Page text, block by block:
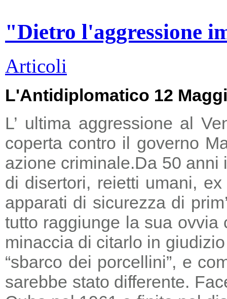
"Dietro l'aggressione
Articoli
L'Antidiplomatico 12
L’ ultima aggressione al
coperta contro il governo
azione criminale.Da 50 anni
di disertori, reietti umani,
apparati di sicurezza di
tutto raggiunge la sua
minaccia di citarlo in
“sbarco dei porcellini”, e
sarebbe stato differente.